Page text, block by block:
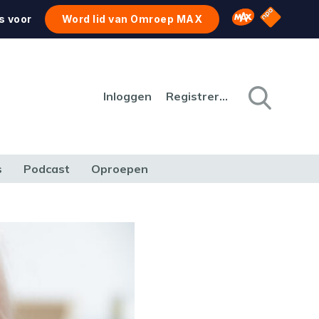
voor Word lid van Omroep MAX Omroep MAX
NPO
Inloggen Registreren
Podcast Oproepen